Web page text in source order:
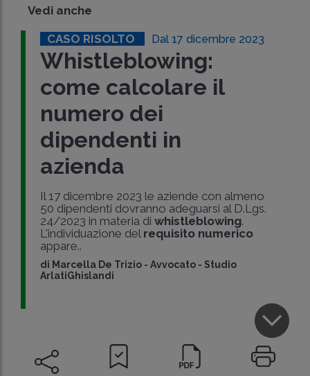
Vedi anche
CASO RISOLTO Dal 17 dicembre 2023
Whistleblowing:
come calcolare il
numero dei
dipendenti in
azienda
Il 17 dicembre 2023 le aziende con almeno
50 dipendenti dovranno adeguarsi al D.Lgs.
24/2023 in materia diwhistleblowing.
L'individuazione del requisito numerico
appare..
di Marcella De Trizio -Avvocato - Studio
ArlatiGhislandi